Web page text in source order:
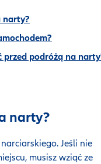
narty?
przed podróżą na
narty?
Jeśli nie
musisz wziąć ze